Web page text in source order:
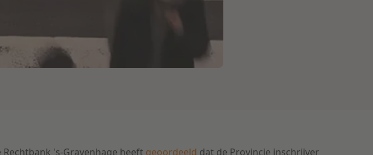
's-Gravenhage heeft geoordeeld dat de Provincie inschrijver